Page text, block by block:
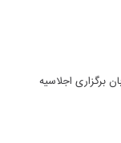
۷ تیر سردشت میزبان برگزاری اجلاسیه